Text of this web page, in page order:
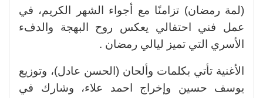
(لمة رمضان) تزامنًا مع أجواء الشهر الكريم، في
عمل فني احتفالي يعكس روح البهجة والدفء
الأسري التي تميز ليالي رمضان .
الأغنية تأتي بكلمات وألحان (الحسن عادل)، وتوزيع
يوسف حسين وإخراج احمد علاء، وشارك في